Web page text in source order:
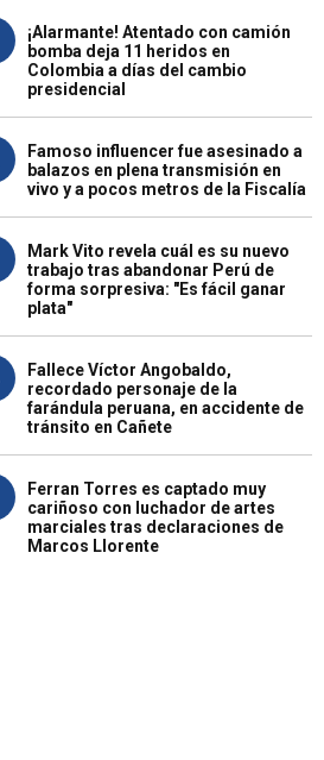
¡Alarmante! Atentado con camión
bomba deja 11 heridos en
Colombia a días del cambio
presidencial
Famoso influencer fue asesinado a
balazos en plena transmisión en
vivo y a pocos metros de la Fiscalía
Mark Vito revela cuál es su nuevo
trabajo tras abandonar Perú de
forma sorpresiva: "Es fácil ganar
plata"
Fallece Víctor Angobaldo,
recordado personaje de la
farándula peruana, en accidente de
tránsito en Cañete
Ferran Torres es captado muy
cariñoso con luchador de artes
marciales tras declaraciones de
Marcos Llorente